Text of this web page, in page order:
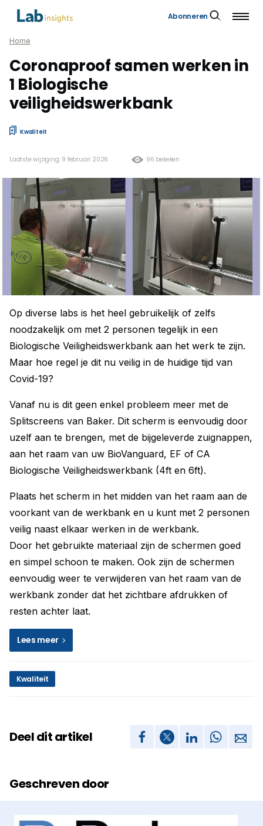
Abonneren
Home
Coronaproof samen werken in
1 Biologische
veiligheidswerkbank
Kwaliteit
96 bekeken
Laatste wijziging: 9 februari 2026
Op diverse labs is het heel gebruikelijk of zelfs
noodzakelijk om met 2 personen tegelijk in een
Biologische Veiligheidswerkbank aan het werk te zijn.
Maar hoe regel je dit nu veilig in de huidige tijd van
Covid-19?
Vanaf nu is dit geen enkel probleem meer met de
Splitscreens van Baker. Dit scherm is eenvoudig door
uzelf aan te brengen, met de bijgeleverde zuignappen,
aan het raam van uw BioVanguard, EF of CA
Biologische Veiligheidswerkbank (4ft en 6ft).
Plaats het scherm in het midden van het raam aan de
voorkant van de werkbank en u kunt met 2 personen
veilig naast elkaar werken in de werkbank.
Door het gebruikte materiaal zijn de schermen goed
en simpel schoon te maken. Ook zijn de schermen
eenvoudig weer te verwijderen van het raam van de
werkbank zonder dat het zichtbare afdrukken of
resten achter laat.
Lees meer
Kwaliteit
Deel dit artikel
Geschreven door